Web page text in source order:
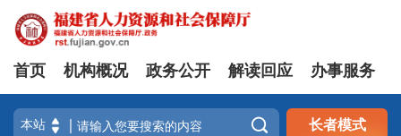
首页 机构概况 政务公开 解读回应 办事服务
 长者模式